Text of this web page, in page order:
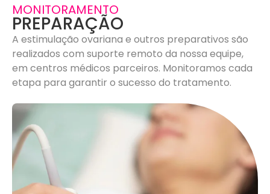
MONITORAMENTO
PREPARAÇÃO
A estimulação ovariana e outros preparativos são
realizados com suporte remoto da nossa equipe,
em centros médicos parceiros. Monitoramos cada
etapa para garantir o sucesso do tratamento.